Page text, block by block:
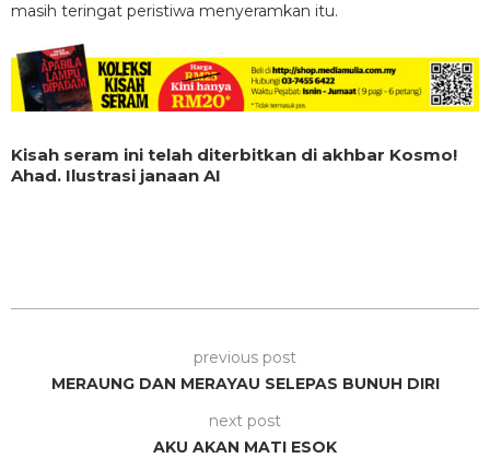
masih teringat peristiwa menyeramkan itu.
Kisah seram ini telah diterbitkan di akhbar Kosmo!
Ahad. Ilustrasi janaan AI
previous post
MERAUNG DAN MERAYAU SELEPAS BUNUH DIRI
next post
AKU AKAN MATI ESOK